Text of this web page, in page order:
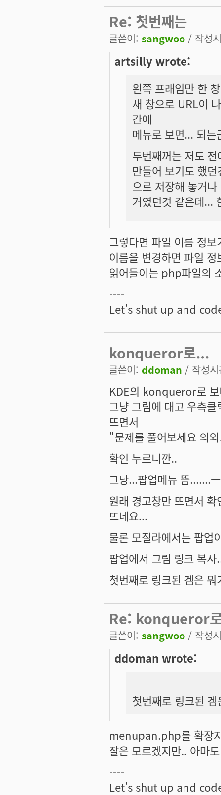
Re: 첫번째는
글쓴이: sangwoo / 작성
artsilly wrote:
왼쪽 프래임만 한
새 창으로 URL이
간에
메뉴로 보면... 되는
두번째꺼는 저도
만들어 보기도 했
으로 저장해 놓거
거였던것 같은데...
그렇다면 파일 이름 정
이름을 변경하면 파일
읽어들이는 php파일의
----
Let's shut up and
konqueror로...
글쓴이: ddoman / 작성
KDE의 konqueror로 보
그냥 그림에 대고 우측
뜨면서
"문제를 풀어보세요 의
확인 누르니깐..
그냥...팝업메뉴 뜸.......
원래 경고창만 뜨면서
뜨네요...
물론 모질라에서는 팝업
팝업에서 그림 링크 복
첫번째로 링크된 겜은
Re: konqueror
글쓴이: sangwoo / 작성
ddoman wrote:
첫번째로 링크된
menupan.php를 확장
잘은 모르겠지만.. 아마
----
Let's shut up and